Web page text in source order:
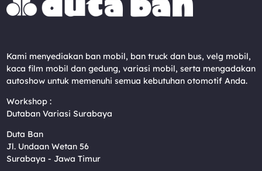
Kami menyediakan ban mobil, ban truck dan bus, velg mobil,
kaca film mobil dan gedung, variasi mobil, serta mengadakan
autoshow untuk memenuhi semua kebutuhan otomotif Anda.
Workshop :
Dutaban Variasi Surabaya
Duta Ban
Jl. Undaan Wetan 56
Surabaya - Jawa Timur